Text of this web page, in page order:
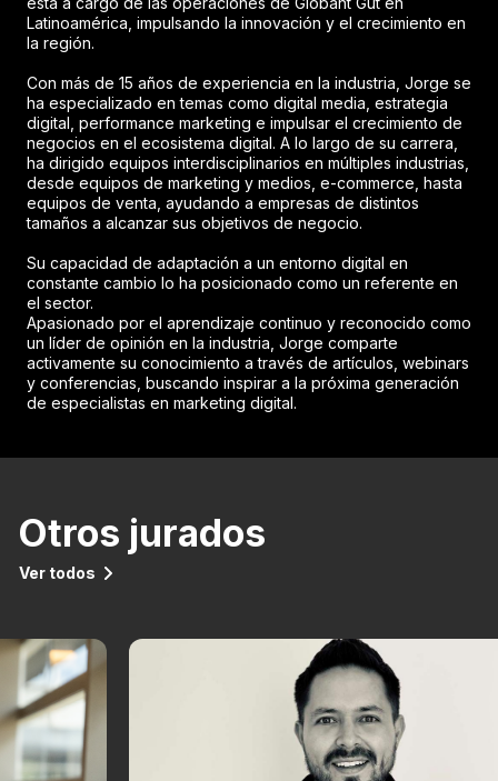
Latinoamérica, impulsando la innovación y el crecimiento en
la región.
Con más de 15 años de experiencia en la industria, Jorge se
ha especializado en temas como digital media, estrategia
digital, performance marketing e impulsar el crecimiento de
negocios en el ecosistema digital. A lo largo de su carrera,
ha dirigido equipos interdisciplinarios en múltiples industrias,
desde equipos de marketing y medios, e-commerce, hasta
equipos de venta, ayudando a empresas de distintos
tamaños a alcanzar sus objetivos de negocio.
Su capacidad de adaptación a un entorno digital en
constante cambio lo ha posicionado como un referente en
el sector.
Apasionado por el aprendizaje continuo y reconocido como
un líder de opinión en la industria, Jorge comparte
activamente su conocimiento a través de artículos, webinars
y conferencias, buscando inspirar a la próxima generación
de especialistas en marketing digital.
Otros jurados
Ver todos